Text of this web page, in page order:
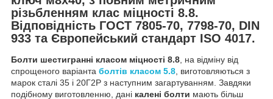
різьбленням клас міцності 8.8.
Відповідність ГОСТ 7805-70, 7798-70, DIN
933 та Європейський стандарт ISO 4017.
Болти шестигранні класом міцності 8.8, на відміну від
спрощеного варіанта болтів класом 5.8, виготовляються з
марок сталі 35 і 20Г2Р з наступним загартуванням. Завдяки
подібному виготовленню, дані калені болти мають більш